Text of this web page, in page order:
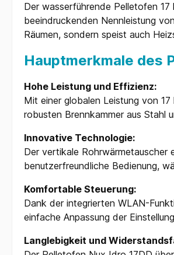
Der wasserführende Pelletofen
beeindruckenden Nennleistung
Räumen, sondern speist auch
Hauptmerkmale des
Hohe Leistung und Effizienz:
Mit einer globalen Leistung von
robusten Brennkammer aus Stahl
Innovative Technologie:
Der vertikale Rohrwärmetauscher
benutzerfreundliche Bedienung,
Komfortable Steuerung:
Dank der integrierten WLAN-
einfache Anpassung der
Langlebigkeit und